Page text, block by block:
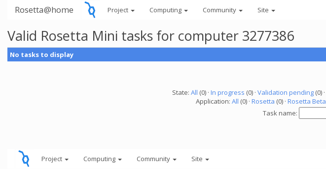
Rosetta@home Project Computing Community Site
Valid Rosetta Mini tasks for computer 3277386
No tasks to display
State: All (0) · In progress (0) · Validation pending(0) ·
Application: All (0) · Rosetta (0) · Rosetta Beta
Task name:
Project Computing Community Site